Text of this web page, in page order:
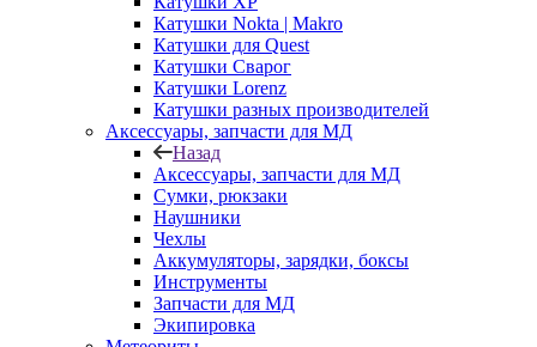
Катушки Nokta | Makro
Катушки для Quest
Катушки Сварог
Катушки Lorenz
Катушки разных производителей
Аксессуары, запчасти для МД
Назад
Аксессуары, запчасти для МД
Сумки, рюкзаки
Наушники
Чехлы
Аккумуляторы, зарядки, боксы
Инструменты
Запчасти для МД
Экипировка